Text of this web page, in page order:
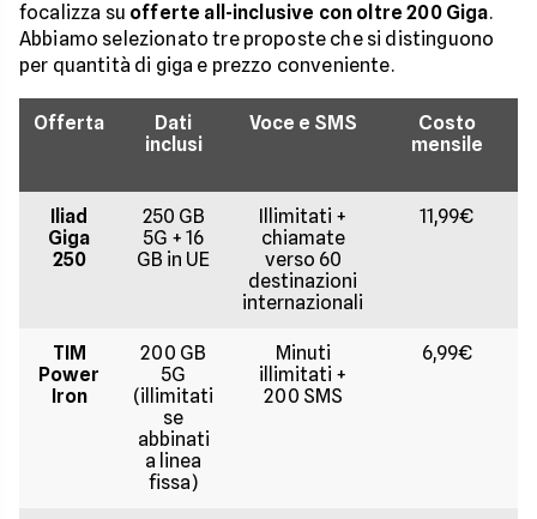
focalizza su offerte all-inclusive con oltre 200 Giga.
Abbiamo selezionato tre proposte che si distinguono
per quantità di giga e prezzo conveniente.
Offerta
Dati
inclusi
Voce e SMS
Costo
mensile
Iliad
Giga
250
250 GB
5G + 16
GB in UE
Illimitati +
chiamate
verso 60
destinazioni
internazionali
11,99€
TIM
Power
Iron
200 GB
5G
(illimitati
se
abbinati
a linea
fissa)
Minuti
illimitati +
200 SMS
6,99€